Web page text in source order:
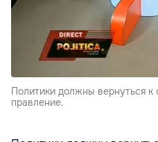
Политики должны вернуться к
правление.